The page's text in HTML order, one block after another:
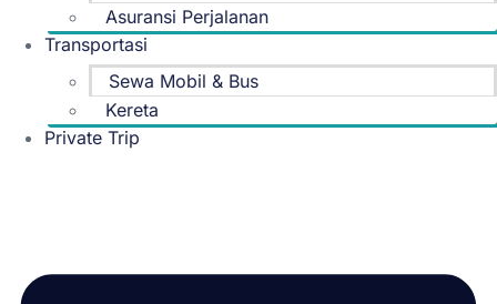
Asuransi Perjalanan
Transportasi
Sewa Mobil & Bus
Kereta
Private Trip